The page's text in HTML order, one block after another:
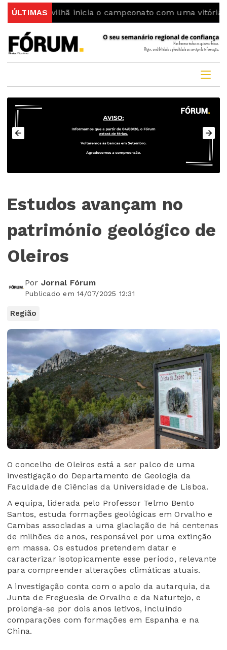
ÚLTIMASinicia o campeonato com uma vitória
Estudos avançam no
património geológico de
Oleiros
Por Jornal Fórum
Publicado em 14/07/2025 12:31
Região
O concelho de Oleiros está a ser palco de uma
investigação do Departamento de Geologia da
Faculdade de Ciências da Universidade de Lisboa.
A equipa, liderada pelo Professor Telmo Bento
Santos, estuda formações geológicas em Orvalho e
Cambas associadas a uma glaciação de há centenas
de milhões de anos, responsável por uma extinção
em massa. Os estudos pretendem datar e
caracterizar isotopicamente esse período, relevante
para compreender alterações climáticas atuais.
A investigação conta com o apoio da autarquia, da
Junta de Freguesia de Orvalho e da Naturtejo, e
prolonga-se por dois anos letivos, incluindo
comparações com formações em Espanha e na
China.